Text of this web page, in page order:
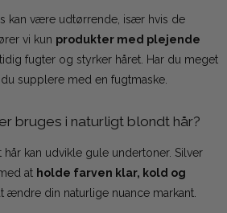
kan være udtørrende, især hvis de
vi kun produkter med plejende
fugter og styrker håret. Har du meget
supplere med en fugtmaske.
bruges i naturligt blondt hår?
kan udvikle gule undertoner. Silver
at holde farven klar, kold og
ændre din naturlige nuance markant.